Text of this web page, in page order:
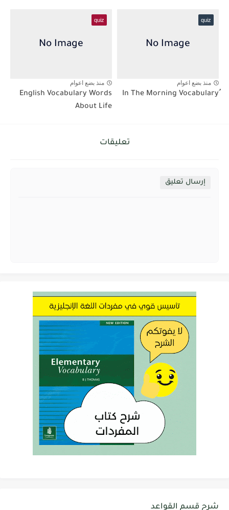
quiz
منذ بضع اعوام
quiz
منذ بضع اعوام
English Vocabulary Words
About Life
تعليقات
إرسال تعليق
شرح قسم القواعد